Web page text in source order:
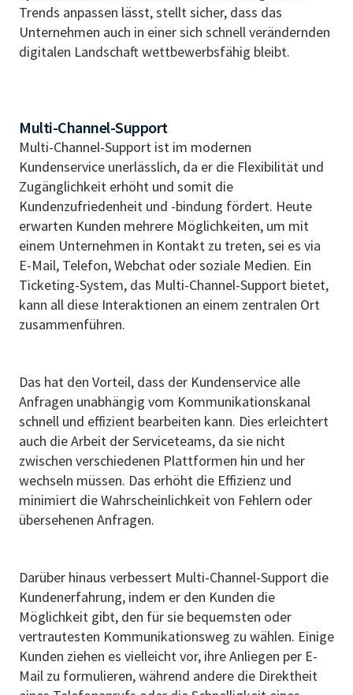
Trends anpassen lässt, stellt sicher, dass das
Unternehmen auch in einer sich schnell verändernden
digitalen Landschaft wettbewerbsfähig bleibt.
Multi-Channel-Support
Multi-Channel-Support ist im modernen
Kundenservice unerlässlich, da er die Flexibilität und
Zugänglichkeit erhöht und somit die
Kundenzufriedenheit und -bindung fördert. Heute
erwarten Kunden mehrere Möglichkeiten, um mit
einem Unternehmen in Kontakt zu treten, sei es via
E-Mail, Telefon, Webchat oder soziale Medien. Ein
Ticketing-System, das Multi-Channel-Support bietet,
kann all diese Interaktionen an einem zentralen Ort
zusammenführen.
Das hat den Vorteil, dass der Kundenservice alle
Anfragen unabhängig vom Kommunikationskanal
schnell und effizient bearbeiten kann. Dies erleichtert
auch die Arbeit der Serviceteams, da sie nicht
zwischen verschiedenen Plattformen hin und her
wechseln müssen. Das erhöht die Effizienz und
minimiert die Wahrscheinlichkeit von Fehlern oder
übersehenen Anfragen.
Darüber hinaus verbessert Multi-Channel-Support die
Kundenerfahrung, indem er den Kunden die
Möglichkeit gibt, den für sie bequemsten oder
vertrautesten Kommunikationsweg zu wählen. Einige
Kunden ziehen es vielleicht vor, ihre Anliegen per E-
Mail zu formulieren, während andere die Direktheit